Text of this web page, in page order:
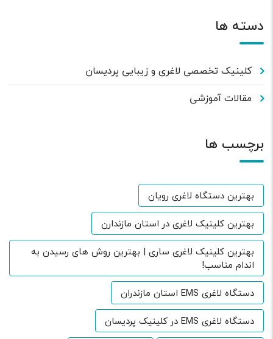
دسته ها
کلینیک تخصصی لاغری و زیبایی پردیسان
مقالات آموزشی
برچسب ها
بهترین دستگاه لاغری رویان
بهترین کلینیک لاغری در استان مازندارن
بهترین کلینیک لاغری ساری | بهترین روش های رسیدن به
اندام مناسب!
دستگاه لاغری EMS استان مازندران
دستگاه لاغری EMS در کلینیک پردیسان